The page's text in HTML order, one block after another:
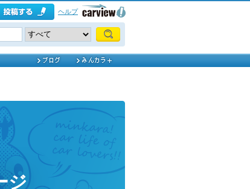
ヘルプ
ジ